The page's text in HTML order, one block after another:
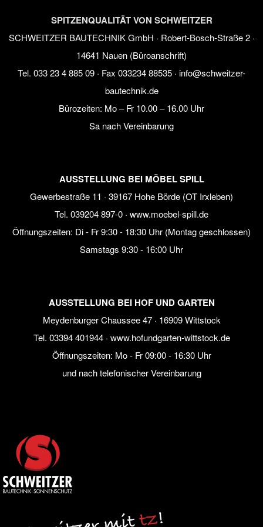
SPITZENQUALITÄT VON SCHWEITZER
SCHWEITZER BAUTECHNIK GmbH · Robert-Bosch-Straße 2 ·
14641 Nauen (Büroanschrift)
Tel. 033 23 4 885 09 · Fax 033234 88535 · info@schweitzer-
bautechnik.de
Bürozeiten: Mo – Fr 10.00 – 16.00 Uhr
Sa nach Vereinbarung
AUSSTELLUNG BEI MÖBEL SPILL
Gewerbestraße 11 · 39167 Hohe Börde (OT Irxleben)
Tel. 039204 897-0 · www.moebel-spill.de
Öffnungszeiten: Di - Fr 9:30 - 18:30 Uhr (Montag geschlossen)
Samstags 9:30 - 16:00 Uhr
AUSSTELLUNG BEI HOF UND GARTEN
Meydenburger Chaussee 47 · 16909 Wittstock
Tel. 03394 401944· www.hofundgarten-wittstock.de
Öffnungszeiten: Mo - Fr 09:00 - 16:30 Uhr
und nach telefonischer Vereinbarung